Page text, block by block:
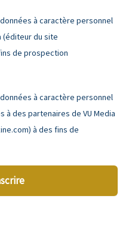
à caractère personnel
(éditeur du site
de prospection
à caractère personnel
des partenaires de VU Media
à des fins de